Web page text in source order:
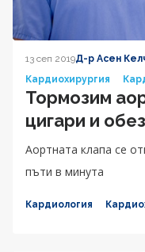
13 сеп 2019Д-р Асен
Кардиохирургия
Тормозим
цигари и
Аортната клапа се
пъти в минута
Кардиология